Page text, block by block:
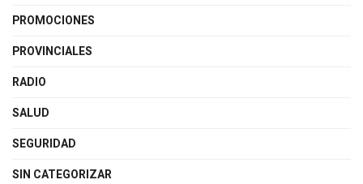
PROMOCIONES
PROVINCIALES
RADIO
SALUD
SEGURIDAD
SIN CATEGORIZAR